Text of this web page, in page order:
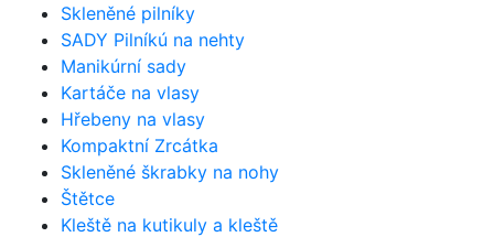
Skleněné pilníky
SADY Pilníkú na nehty
Manikúrní sady
Kartáče na vlasy
Hřebeny na vlasy
Kompaktní Zrcátka
Skleněné škrabky na nohy
Štětce
Kleště na kutikuly a kleště